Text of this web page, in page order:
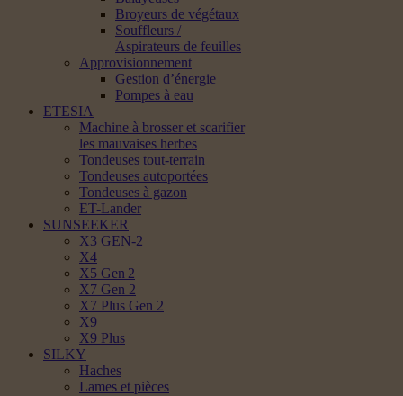
Broyeurs de végétaux
Souffleurs /
Aspirateurs de feuilles
Approvisionnement
Gestion d’énergie
Pompes à eau
ETESIA
Machine à brosser et scarifier
les mauvaises herbes
Tondeuses tout-terrain
Tondeuses autoportées
Tondeuses à gazon
ET-Lander
SUNSEEKER
X3 GEN-2
X4
X5 Gen 2
X7 Gen 2
X7 Plus Gen 2
X9
X9 Plus
SILKY
Haches
Lames et pièces